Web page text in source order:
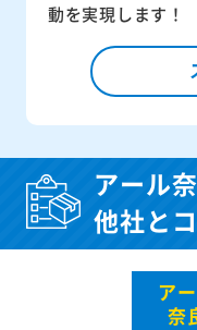
動を実現します！
アール
他社と
ア
奈